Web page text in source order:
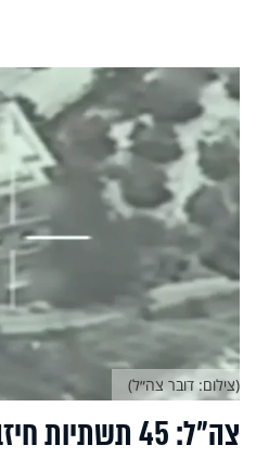
צה״ל: 45
(צילום: דובר צה״ל)